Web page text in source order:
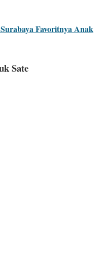
Favoritnya Anak
Sate